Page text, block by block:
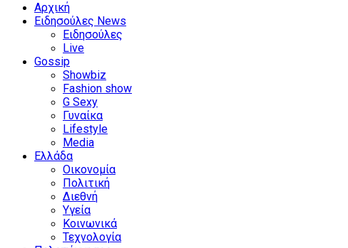
Αρχική
Ειδησούλες News
Ειδησούλες
Live
Gossip
Showbiz
Fashion show
G Sexy
Γυναίκα
Lifestyle
Media
Ελλάδα
Οικονομία
Πολιτική
Διεθνή
Υγεία
Κοινωνικά
Τεχνολογία